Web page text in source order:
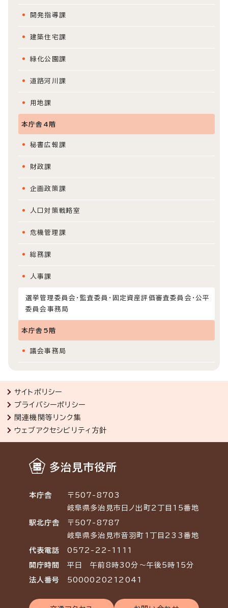
開発指導課
建築住宅課
緑化公園課
道路河川課
用地課
本庁舎4階
秘書広報課
財政課
企画政策課
人口対策戦略室
危機管理課
総務課
人事課
選挙管理委員会・監査委員・固定資産評価審査委員会・公平
委員会事務局
本庁舎5階
議会事務局
サイトポリシー
プライバシーポリシー
関連機関等リンク集
ウェブアクセシビリティ方針
多治見市役所
本庁舎
〒507-8703
岐阜県多治見市日ノ出町2丁目15番地
駅北庁舎
〒507-8787
岐阜県多治見市音羽町1丁目233番地
代表電話 0572-22-1111
開庁時間 平日 午前8時30分～午後5時15分
法人番号 5000020212041